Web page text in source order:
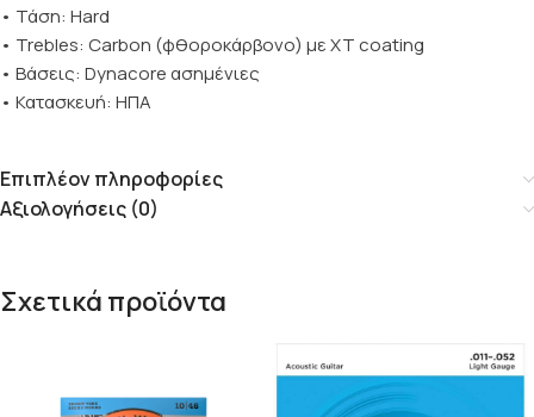
• Τάση: Hard
• Trebles: Carbon (φθοροκάρβονο) με XT coating
• Βάσεις: Dynacore ασημένιες
• Κατασκευή: ΗΠΑ
Επιπλέον πληροφορίες
Αξιολογήσεις (0)
Σχετικά προϊόντα